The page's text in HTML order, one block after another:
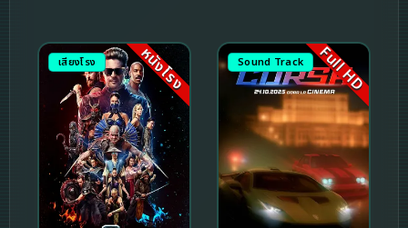
เสียงโรง หนังโรง Sound Track Full HD